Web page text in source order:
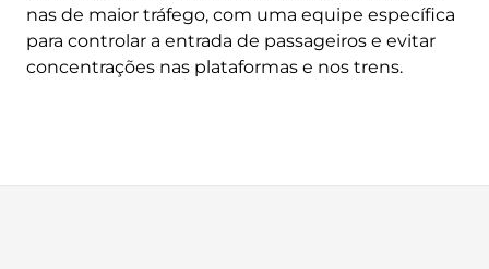
nas de maior tráfego, com uma equipe específica
para controlar a entrada de passageiros e evitar
concentrações nas plataformas e nos trens.